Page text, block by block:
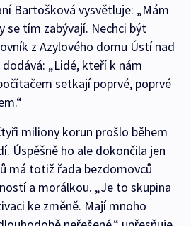
Bartošková vysvětluje: „Mám
se tím zabývají. Nechci být
z Azylového domu Ústí nad
„Lidé, kteří k nám
setkají poprvé, poprvé
miliony korun prošlo během
Úspěšně ho ale dokončila jen
má totiž řada bezdomovců
a morálkou. „Je to skupina
ke změně. Mají mnoho